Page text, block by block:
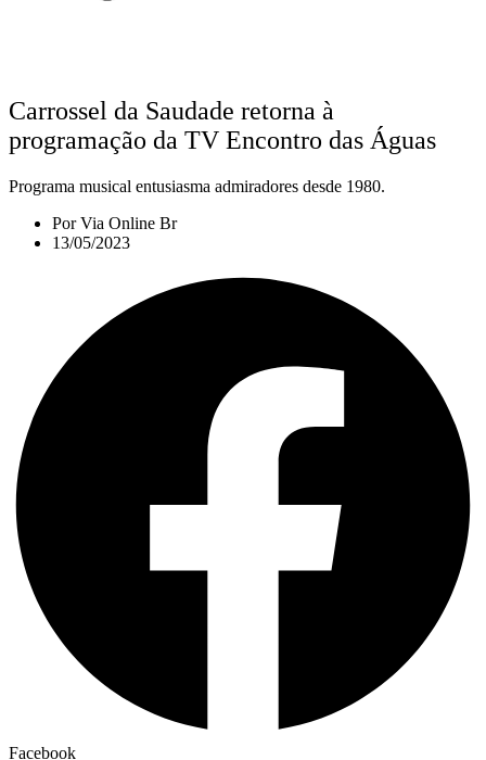
Carrossel da Saudade retorna à
programação da TV Encontro das Águas
Programa musical entusiasma admiradores desde 1980.
PorVia Online Br
13/05/2023
Facebook